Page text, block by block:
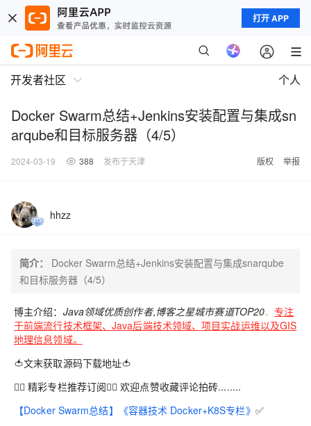
打开 APP
开发者社区 个人
Docker Swarm总结+Jenkins安装配置与集成sn
arqube和目标服务器（4/5）
2024-03-19 388 发布于天津 版权 举报
hhzz
简介：
Docker Swarm总结+Jenkins安装配置与集成snarqube
和目标服务器（4/5）
博主介绍： Java领域优质创作者,博客之星城市赛道TOP20、专注
于前端流行技术框架、Java后端技术领域、项目实战运维以及GIS
地理信息领域。
🍅文末获取源码下载地址🍅
👇🏻 精彩专栏推荐订阅👇🏻 欢迎点赞收藏评论拍砖........
【Docker Swarm总结】《容器技术 Docker+K8S专栏》 ✅